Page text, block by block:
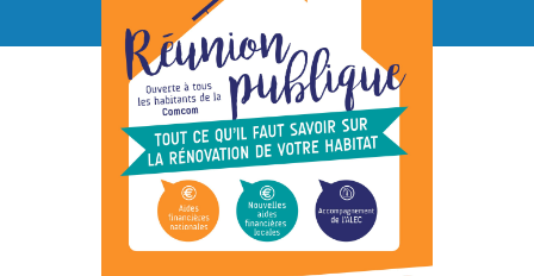
Menu